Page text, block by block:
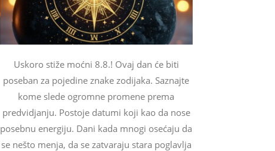
Uskoro stiže moćni 8.8.! Ovaj dan će biti
poseban za pojedine znake zodijaka. Saznajte
kome slede ogromne promene prema
predvidjanju. Postoje datumi koji kao da nose
posebnu energiju. Dani kada mnogi osećaju da
se nešto menja, da se zatvaraju stara poglavlja